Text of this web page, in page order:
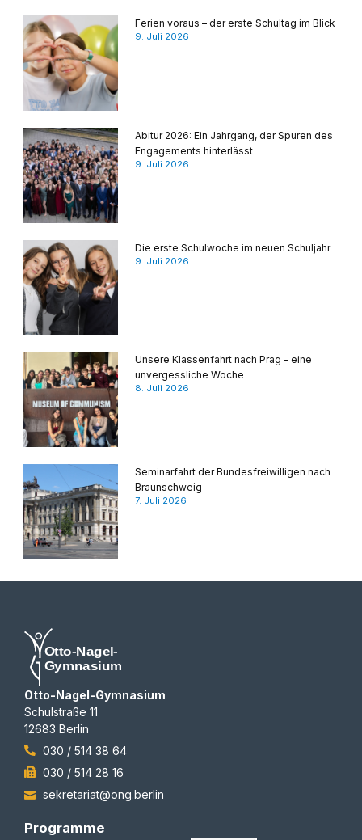
Ferien voraus – der erste Schultag im Blick
9. Juli 2026
Abitur 2026: Ein Jahrgang, der Spuren des
Engagements hinterlässt
9. Juli 2026
Die erste Schulwoche im neuen Schuljahr
9. Juli 2026
Unsere Klassenfahrt nach Prag – eine
unvergessliche Woche
8. Juli 2026
Seminarfahrt der Bundesfreiwilligen nach
Braunschweig
7. Juli 2026
Otto-Nagel-Gymnasium
Schulstraße 11
12683 Berlin
030 / 514 38 64
030 / 514 28 16
sekretariat@ong.berlin
Programme